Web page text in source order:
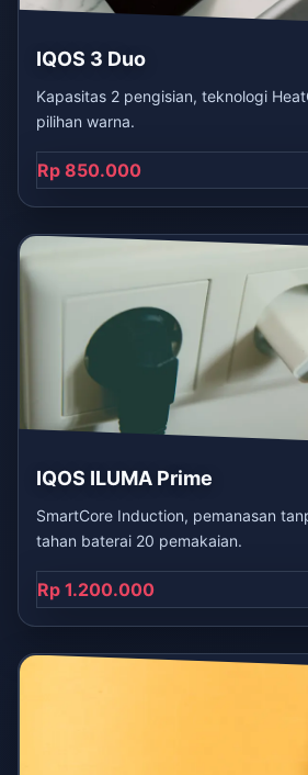
IQOS 3 Duo
Kapasitas 2 pengisian, teknologi
pilihan warna.
Rp 850.000
IQOS ILUMA Prime
SmartCore Induction, pemanasan
tahan baterai 20 pemakaian.
Rp 1.200.000